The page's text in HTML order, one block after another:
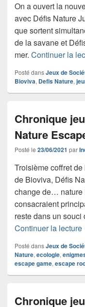
On a ouvert la
avec Défis Nature
que sortent
de la savane et
mer. Continuer la
Posté dansJeux de
Bioviva, Defis Nature,
Chronique
Nature
Posté le 23/06/2021 par
Troisième coffret
de Bioviva, Défis
change de… nature
consacraient
reste dans un souci
Continuer la lecture
Posté dansJeux de
Nature, ecologie,
escape game, escape
Chronique